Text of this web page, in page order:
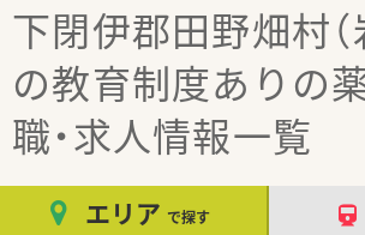
下閉伊郡田野畑村（
の教育制度あり の
職・求人情報一覧
エリア で探す